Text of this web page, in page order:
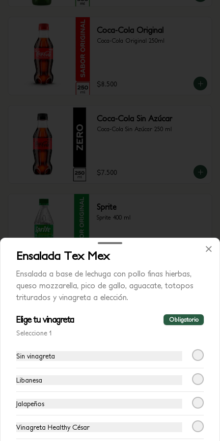
Coca-Cola Original
Coca-Cola Original 250ml
$8.500
Coca-Cola Sin Azúcar
Coca-Cola Sin Azúcar 250 ml
$7.500
Sprite
Sprite 400 ml
$7.500
Conócenos
Zona de Delivery
Términos y Condiciones Avocalia
Contacto
Ensalada Tex Mex
Ensalada a base de lechuga con pollo finas hierbas,
queso mozzarella, pico de gallo, aguacate, totopos
triturados y vinagreta a elección.
Elige tu vinagreta Obligatorio
Seleccione 1
Sin vinagreta
Libanesa
Jalapeños
Vinagreta Healthy César